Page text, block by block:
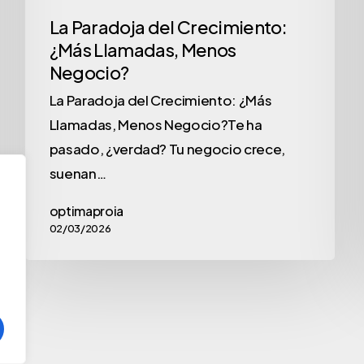
La Paradoja del Crecimiento:
¿Más Llamadas, Menos
Negocio?
La Paradoja del Crecimiento: ¿Más
Llamadas, Menos Negocio?Te ha
pasado, ¿verdad? Tu negocio crece,
suenan…
optimaproia
02/03/2026